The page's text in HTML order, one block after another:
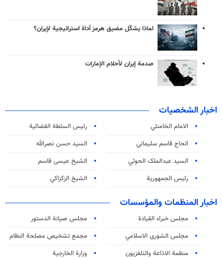
لماذا يشكّل مضيق هرمز أداة استراتيجية لإيران؟
صدمة إيران لأحلام الإمارات
اخبار الشخصيات
الامام الخامنئي
رئیس السلطة القضائیة
الحاج قاسم سليماني
السيد حسن نصرالله
السید عبدالملک الحوثي
الشيخ عيسى قاسم
رئيس الجمهورية
الشيخ الزكزاكي
اخبار المنظمات والمؤسسات
مجلس خبراء القيادة
مجلس صيانة الدستور
مجلس الشورى الاسلامي
مجمع تشخيص مصلحة النظام
منظمة الاذاعة والتلفزیون
وزارة الخارجية